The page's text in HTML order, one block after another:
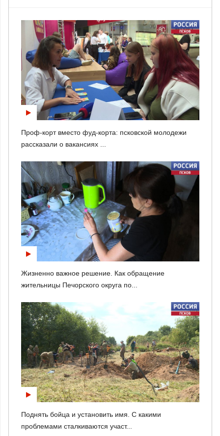
Проф-корт вместо фуд-корта: псковской молодежи
рассказали о вакансиях ...
Жизненно важное решение. Как обращение
жительницы Печорского округа по...
Поднять бойца и установить имя. С какими
проблемами сталкиваются участ...